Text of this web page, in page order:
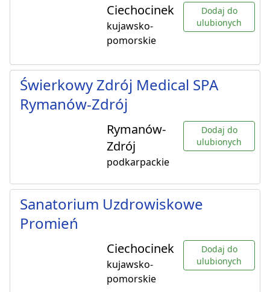
Ciechocinek
kujawsko-
pomorskie
Dodaj do
ulubionych
Świerkowy Zdrój Medical SPA
Rymanów-Zdrój
Rymanów-
Zdrój
podkarpackie
Dodaj do
ulubionych
Sanatorium Uzdrowiskowe
Promień
Ciechocinek
kujawsko-
pomorskie
Dodaj do
ulubionych